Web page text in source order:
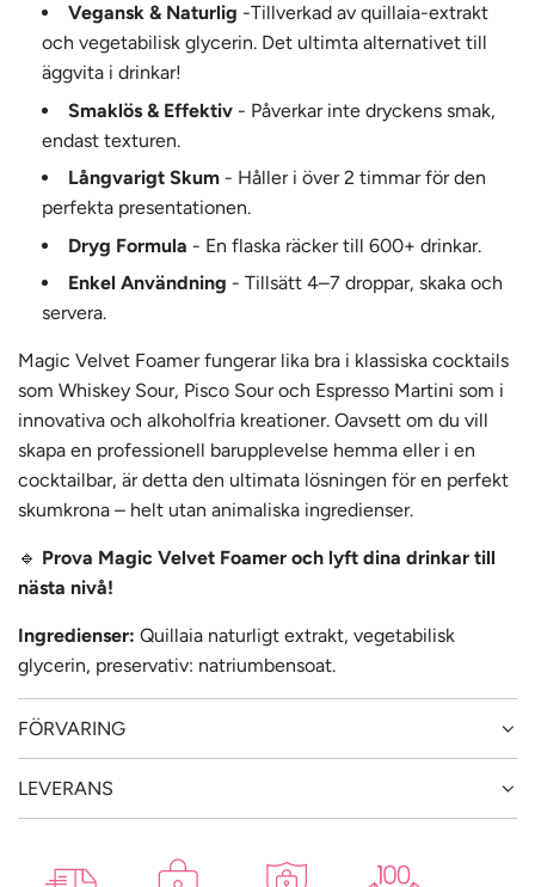
Vegansk & Naturlig -Tillverkad av quillaia-extrakt
och vegetabilisk glycerin. Det ultimta alternativet till
äggvita i drinkar!
Smaklös & Effektiv - Påverkar inte dryckens smak,
endast texturen.
Långvarigt Skum - Håller i över 2 timmar för den
perfekta presentationen.
Dryg Formula - En flaska räcker till 600+ drinkar.
Enkel Användning - Tillsätt 4–7 droppar, skaka och
servera.
Magic Velvet Foamer fungerar lika bra i klassiska cocktails
som Whiskey Sour, Pisco Sour och Espresso Martini som i
innovativa och alkoholfria kreationer. Oavsett om du vill
skapa en professionell barupplevelse hemma eller i en
cocktailbar, är detta den ultimata lösningen för en perfekt
skumkrona – helt utan animaliska ingredienser.
🔹 Prova Magic Velvet Foamer och lyft dina drinkar till
nästa nivå!
Ingredienser: Quillaia naturligt extrakt, vegetabilisk
glycerin, preservativ: natriumbensoat.
FÖRVARING
LEVERANS